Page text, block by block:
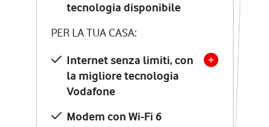
tecnologia disponibile
PER LA TUA CASA:
Internet senza limiti, con
la migliore tecnologia
Vodafone
Modem con Wi-Fi 6
tecnologia disponibile
PER LA TUA CASA:
Internet senza limiti, con
la migliore tecnologia
Vodafone
Modem Seven con Wi-Fi 7
Chiamate illimitate verso
numeri fissi e mobili